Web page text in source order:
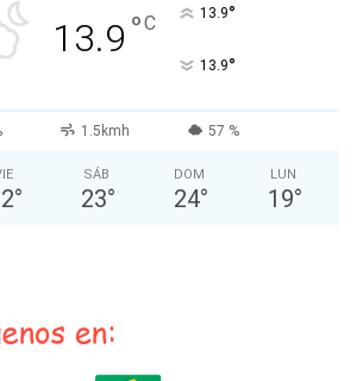
13.9 °C 13.9°
13.9°
1.5kmh 57 %
°
SÁB
23°
DOM
24°
LUN
19°